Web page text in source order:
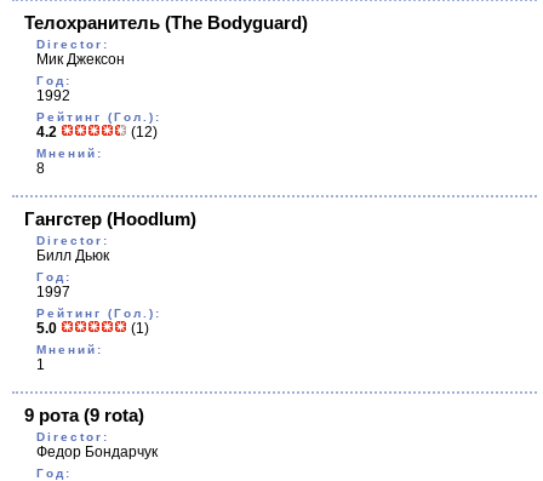
Телохранитель (The Bodyguard)
Director:
Мик Джексон
Год:
1992
Рейтинг (Гол.):
4.2 (12)
Мнений:
8
Гангстер (Hoodlum)
Director:
Билл Дьюк
Год:
1997
Рейтинг (Гол.):
5.0 (1)
Мнений:
1
9 рота(9 rota)
Director:
Федор Бондарчук
Год: